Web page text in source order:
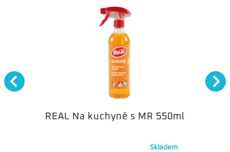
REAL Na kuchyně s MR 550ml
Skladem